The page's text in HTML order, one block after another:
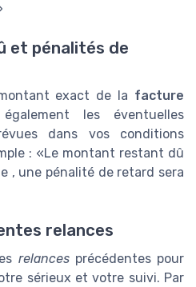
et pénalités de
exact de la facture
les éventuelles
dans vos conditions
: «Le montant restant dû
, une pénalité de retard sera
relances
relancesprécédentes pour
sérieux et votre suivi. Par